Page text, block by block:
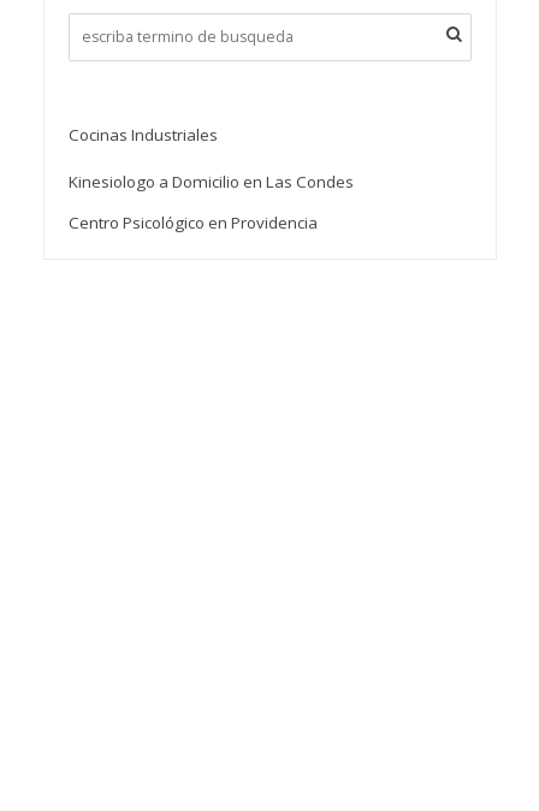
Cocinas Industriales
Kinesiologo a Domicilio en Las Condes
Centro Psicológico en Providencia